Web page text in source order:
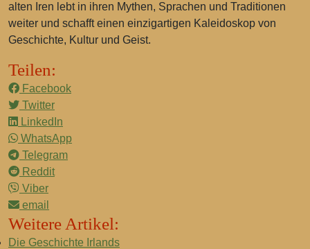
alten Iren lebt in ihren Mythen, Sprachen und Traditionen
weiter und schafft einen einzigartigen Kaleidoskop von
Geschichte, Kultur und Geist.
Teilen:
Facebook
Twitter
LinkedIn
WhatsApp
Telegram
Reddit
Viber
email
Weitere Artikel:
Die Geschichte Irlands